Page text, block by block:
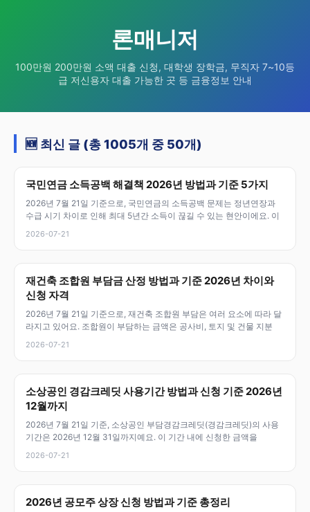
론매니저
100만원 200만원 소액 대출 신청, 대학생 장학금, 무직자 7~10등
급 저신용자 대출 가능한 곳 등 금융정보 안내
🆕 최신 글 (총 1005개 중 50개)
국민연금 소득공백 해결책 2026년 방법과 기준 5가지
2026년 7월 21일 기준으로, 국민연금의 소득공백 문제는 정년연장과
수급 시기 차이로 인해 최대 5년간 소득이 끊길 수 있는 현안이에요. 이
2026-07-21
재건축 조합원 부담금 산정 방법과 기준 2026년 차이와
신청 자격
2026년 7월 21일 기준으로, 재건축 조합원 부담은 여러 요소에 따라 달
라지고 있어요. 조합원이 부담하는 금액은 공사비, 토지 및 건물 지분
2026-07-21
소상공인 경감크레딧 사용기간 방법과 신청 기준 2026년
12월까지
2026년 7월 21일 기준, 소상공인 부담경감크레딧(경감크레딧)의 사용
기간은 2026년 12월 31일까지예요. 이 기간 내에 신청한 금액을
2026-07-21
2026년 공모주 상장 신청 방법과 기준 총정리